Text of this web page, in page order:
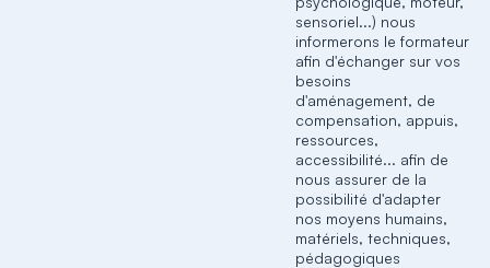
sensoriel...) nous
informerons le formateur
afin d'échanger sur vos
besoins
d'aménagement, de
compensation, appuis,
ressources,
accessibilité... afin de
nous assurer de la
possibilité d'adapter
nos moyens humains,
matériels, techniques,
pédagogiques